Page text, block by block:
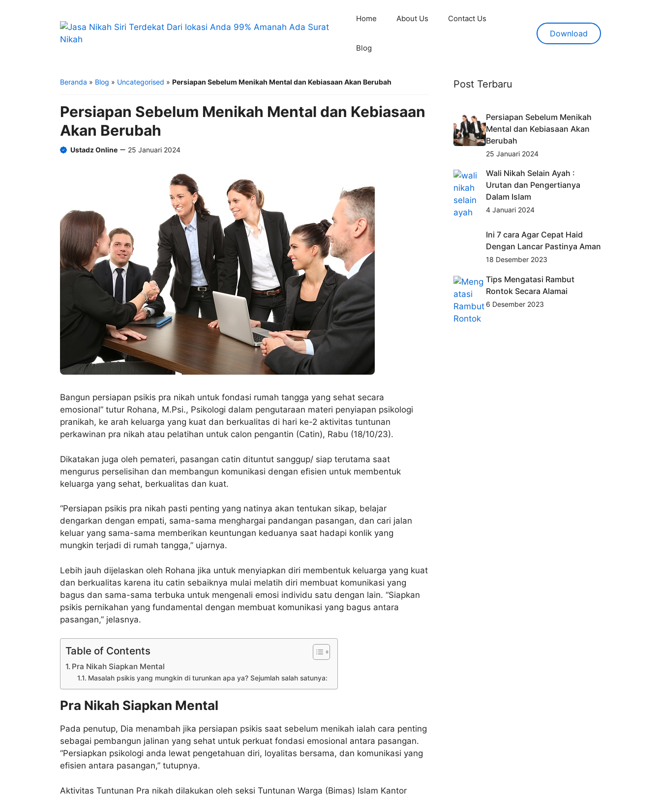
Home About Us Contact Us
Blog
Download
Beranda » Blog » Uncategorised » Persiapan Sebelum Menikah Mental dan Kebiasaan Akan Berubah
Persiapan Sebelum Menikah Mental dan Kebiasaan
Akan Berubah
Ustadz Online 25 Januari 2024
Bangun persiapan psikis pra nikah untuk fondasi rumah tangga yang sehat secara
emosional” tutur Rohana, M.Psi., Psikologi dalam pengutaraan materi penyiapan psikologi
pranikah, ke arah keluarga yang kuat dan berkualitas di hari ke-2 aktivitas tuntunan
perkawinan pra nikah atau pelatihan untuk calon pengantin (Catin), Rabu (18/10/23).
Dikatakan juga oleh pemateri, pasangan catin dituntut sanggup/ siap terutama saat
mengurus perselisihan dan membangun komunikasi dengan efisien untuk membentuk
keluarga yang sehat, berkualitas dan kuat.
“Persiapan psikis pra nikah pasti penting yang natinya akan tentukan sikap, belajar
dengarkan dengan empati, sama-sama menghargai pandangan pasangan, dan cari jalan
keluar yang sama-sama memberikan keuntungan keduanya saat hadapi konlik yang
mungkin terjadi di rumah tangga,” ujarnya.
Lebih jauh dijelaskan oleh Rohana jika untuk menyiapkan diri membentuk keluarga yang kuat
dan berkualitas karena itu catin sebaiknya mulai melatih diri membuat komunikasi yang
bagus dan sama-sama terbuka untuk mengenali emosi individu satu dengan lain. “Siapkan
psikis pernikahan yang fundamental dengan membuat komunikasi yang bagus antara
pasangan,” jelasnya.
Table of Contents
Pra Nikah Siapkan Mental
Masalah psikis yang mungkin di turunkan apa ya? Sejumlah salah satunya:
Pra Nikah Siapkan Mental
Pada penutup, Dia menambah jika persiapan psikis saat sebelum menikah ialah cara penting
sebagai pembangun jalinan yang sehat untuk perkuat fondasi emosional antara pasangan.
“Persiapkan psikologi anda lewat pengetahuan diri, loyalitas bersama, dan komunikasi yang
efisien antara pasangan,” tutupnya.
Aktivitas Tuntunan Pra nikah dilakukan oleh seksi Tuntunan Warga (Bimas) Islam Kantor
Post Terbaru
Persiapan Sebelum Menikah
Mental dan Kebiasaan Akan
Berubah
25 Januari 2024
Wali Nikah Selain Ayah :
Urutan dan Pengertianya
Dalam Islam
4 Januari 2024
Ini 7 cara Agar Cepat Haid
Dengan Lancar Pastinya Aman
18 Desember 2023
Tips Mengatasi Rambut
Rontok Secara Alamai
6 Desember 2023